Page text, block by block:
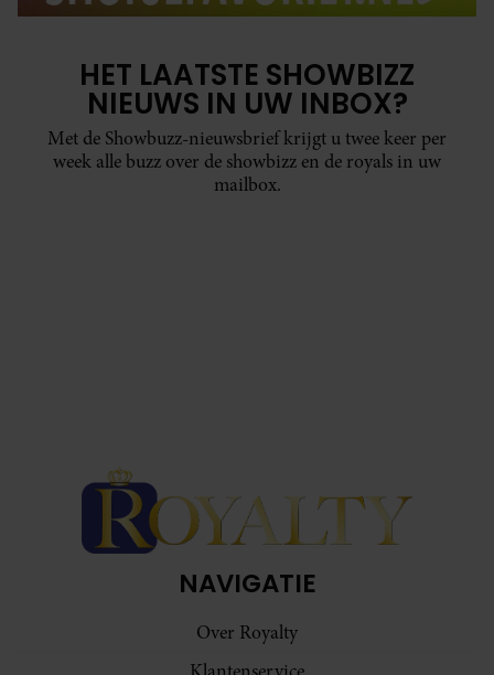
HET LAATSTE SHOWBIZZ
NIEUWS IN UW INBOX?
Met de Showbuzz-nieuwsbrief krijgt u twee keer per
week alle buzz over de showbizz en de royals in uw
mailbox.
NAVIGATIE
Over Royalty